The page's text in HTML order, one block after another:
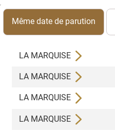
Même date de parution
LA MARQUISE
LA MARQUISE
LA MARQUISE
LA MARQUISE